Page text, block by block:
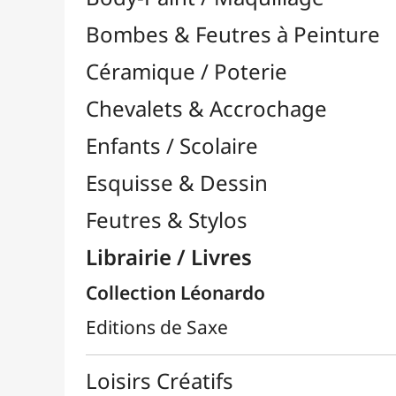
Feutres & Stylos
Librairie / Livres
Collection Léonardo
Loisirs Créatifs
Médiums, Vernis & Colles
Modelage / Sculpture
Peintures / Couleurs
Pinceaux & Outils
Résines / Moulage
Supports Dessin & Peinture
Transport / Rangement
Vannerie / Rotin